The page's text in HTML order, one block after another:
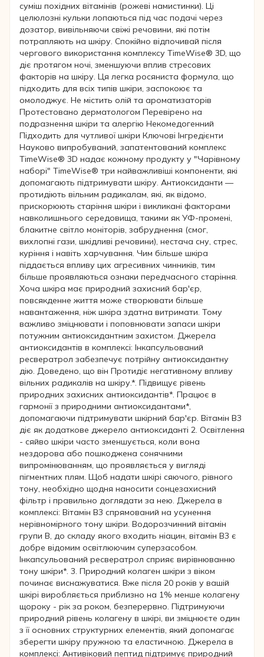
суміш похідних вітамінів (рожеві намистинки). Ці
целюлозні кульки лопаються під час подачі через
дозатор, вивільняючи свіжі речовини, які потім
потрапляють на шкіру. Спокійно відпочивай після
чергового використання комплексу TimeWise® 3D, що
діє протягом ночі, зменшуючи вплив стресових
факторів на шкіру. Ця легка росяниста формула, що
підходить для всіх типів шкіри, заспокоює та
омолоджує. Не містить олій та ароматизаторів
Протестовано дерматологом Перевірено на
подразнення шкіри та алергію Некомедогенний
Підходить для чутливої шкіри Ключові Інгредієнти
Науково випробуваний, запатентований комплекс
TimeWise® 3D надає кожному продукту у "Чарівному
наборі" TimeWise® три найважливіші компоненти, які
допомагають підтримувати шкіру. Антиоксиданти —
протидіють вільним радикалам, які, як відомо,
прискорюють старіння шкіри і викликані факторами
навколишнього середовища, такими як УФ-промені,
блакитне світло моніторів, забруднення (смог,
вихлопні гази, шкідливі речовини), нестача сну, стрес,
куріння і навіть харчування. Чим більше шкіра
піддається впливу цих агресивних чинників, тим
більше проявляються ознаки передчасного старіння.
Хоча шкіра має природний захисний бар'єр,
повсякденне життя може створювати більше
навантаження, ніж шкіра здатна витримати. Тому
важливо зміцнювати і поповнювати запаси шкіри
потужним антиоксидантним захистом. Джерела
антиоксидантів в комплексі: Інкапсульований
ресвератрол забезпечує потрійну антиоксидантну
дію. Доведено, що він Протидіє негативному впливу
вільних радикалів на шкіру.*. Підвищує рівень
природних захисних антиоксидантів*. Працює в
гармонії з природними антиоксидантами*,
допомагаючи підтримувати шкірний бар'єр. Вітамін B3
діє як додаткове джерело антиоксиданті 2. Освітлення
- сяйво шкіри часто зменшується, коли вона
нездорова або пошкоджена сонячними
випромінюванням, що проявляється у вигляді
пігментних плям. Щоб надати шкірі сяючого, рівного
тону, необхідно щодня наносити сонцезахисний
фільтр і правильно доглядати за нею. Джерела в
комплексі: Вітамін В3 спрямований на усунення
нерівномірного тону шкіри. Водорозчинний вітамін
групи В, до складу якого входить ніацин, вітамін В3 є
добре відомим освітлюючим суперзасобом.
Інкапсульований ресвератрол сприяє вирівнюванню
тону шкіри*. 3. Природний колаген шкіри з віком
починає виснажуватися. Вже після 20 років у вашій
шкірі виробляється приблизно на 1% менше колагену
щороку - рік за роком, безперервно. Підтримуючи
природний рівень колагену в шкірі, ви зміцнюєте один
з її основних структурних елементів, який допомагає
зберегти шкіру пружною та еластичною. Джерела в
комплексі: Антивіковий пептид підтримує природний